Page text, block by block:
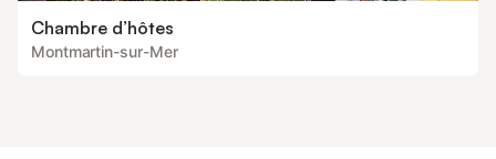
Chambre d’hôtes
Montmartin-sur-Mer